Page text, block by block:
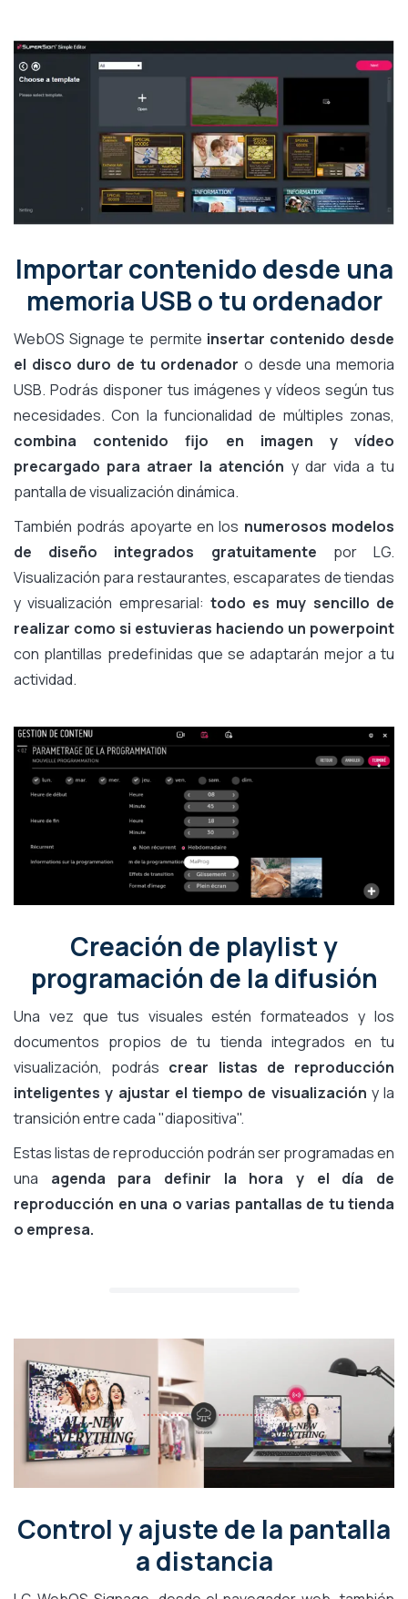
Importar contenido desde una
memoria USB o tu ordenador
WebOS Signage te permite insertar contenido desde
el disco duro de tu ordenador o desde una memoria
USB. Podrás disponer tus imágenes y vídeos según tus
necesidades. Con la funcionalidad de múltiples zonas,
combina contenido fijo en imagen y vídeo
precargado para atraer la atención y dar vida a tu
pantalla de visualización dinámica.
También podrás apoyarte en los numerosos modelos
de diseño integrados gratuitamente por LG.
Visualización para restaurantes, escaparates de tiendas
y visualización empresarial: todo es muy sencillo de
realizar como si estuvieras haciendo un powerpoint
con plantillas predefinidas que se adaptarán mejor a tu
actividad.
Creación de playlist y
programación de la difusión
Una vez que tus visuales estén formateados y los
documentos propios de tu tienda integrados en tu
visualización, podrás crear listas de reproducción
inteligentes y ajustar el tiempo de visualización y la
transición entre cada "diapositiva".
Estas listas de reproducción podrán ser programadas en
una agenda para definir la hora y el día de
reproducción en una o varias pantallas de tu tienda
o empresa.
Control y ajuste de la pantalla
a distancia